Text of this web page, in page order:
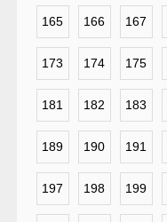
165 166 167
173 174 175
181 182 183
189 190 191
197 198 199